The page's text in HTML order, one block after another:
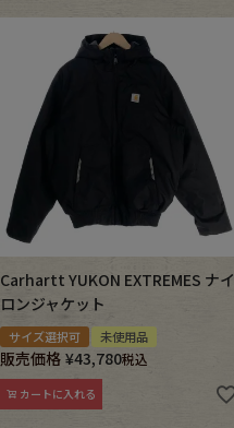
Carhartt YUKON EXTREMES ナイ
ロンジャケット
サイズ選択可 未使用品
販売価格 ¥43,780税込
カートに入れる